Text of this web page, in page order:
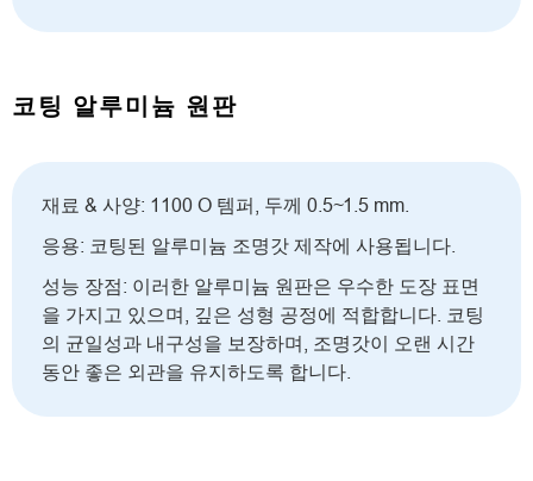
코팅 알루미늄 원판
재료 & 사양: 1100 O 템퍼, 두께 0.5~1.5 mm.
응용: 코팅된 알루미늄 조명갓 제작에 사용됩니다.
성능 장점: 이러한 알루미늄 원판은 우수한 도장 표면
을 가지고 있으며, 깊은 성형 공정에 적합합니다. 코팅
의 균일성과 내구성을 보장하며, 조명갓이 오랜 시간
동안 좋은 외관을 유지하도록 합니다.